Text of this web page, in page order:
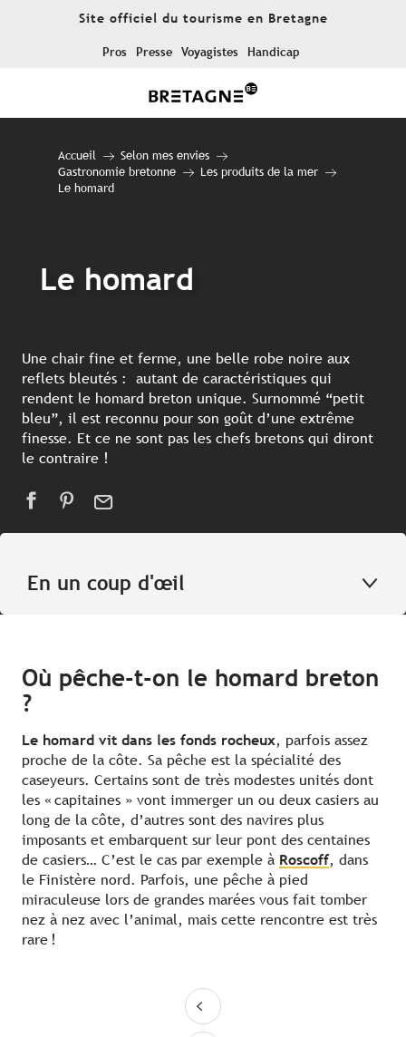
Site officiel du tourisme en Bretagne
Pros Presse Voyagistes Handicap
Accueil
Selon mes envies
Gastronomie bretonne
Les produits de la mer
Le homard
Le homard
Une chair fine et ferme, une belle robe noire aux
reflets bleutés : autant de caractéristiques qui
rendent le homard breton unique. Surnommé “petit
bleu”, il est reconnu pour son goût d’une extrême
finesse. Et ce ne sont pas les chefs bretons qui diront
le contraire !
En un coup d'œil
Où pêche-t-on le homard breton
?
Le homard vit dans les fonds rocheux, parfois assez
proche de la côte. Sa pêche est la spécialité des
caseyeurs. Certains sont de très modestes unités dont
les « capitaines » vont immerger un ou deux casiers au
long de la côte, d’autres sont des navires plus
imposants et embarquent sur leur pont des centaines
de casiers… C’est le cas par exemple à Roscoff, dans
le Finistère nord. Parfois, une pêche à pied
miraculeuse lors de grandes marées vous fait tomber
nez à nez avec l’animal, mais cette rencontre est très
rare !